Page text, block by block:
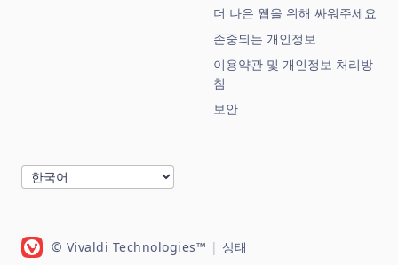
더 나은 웹을 위해 싸워주세요
존중되는 개인정보
이용약관 및 개인정보 처리방
침
보안
© Vivaldi Technologies™ | 상태